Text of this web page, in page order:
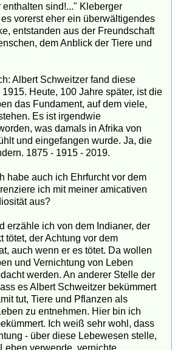
sind!..." Kleberger
vorerst eher ein überwältigendes
entstanden aus der Freundschaft
dem Anblick der Tiere und
Albert Schweitzer fand diese
Heute, 100 Jahre später, ist die
das Fundament, auf dem viele,
Es ist irgendwie
was damals in Afrika von
und eingefangen wurde. Ja, die
1875 - 1915 - 2019.
habe auch ich Ehrfurcht vor dem
ich mit meiner amicativen
aus?
erzähle ich von dem Indianer, der
tötet, der Achtung vor dem
auch wenn er es tötet. Da wollen
und Vernichtung von Leben
werden. An anderer Stelle der
es Albert Schweitzer bekümmert
tut, Tiere und Pflanzen als
zu entnehmen. Hier bin ich
Ich weiß sehr wohl, dass
- über diese Lebewesen stelle,
verwende, vernichte,